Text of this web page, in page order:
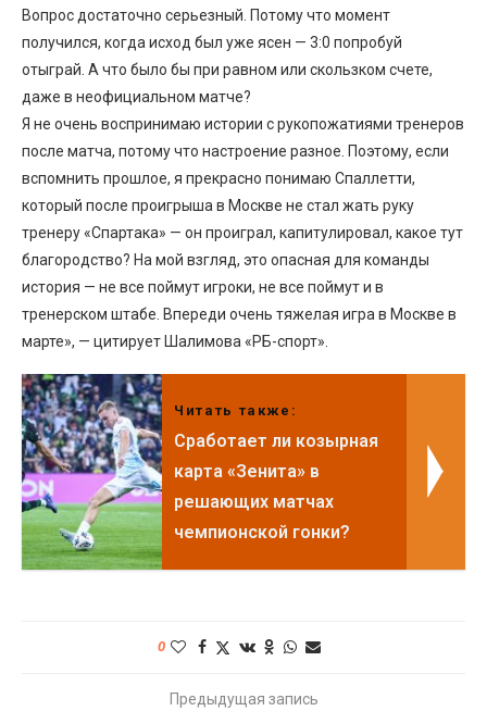
Вопрос достаточно серьезный. Потому что момент
получился, когда исход был уже ясен — 3:0 попробуй
отыграй. А что было бы при равном или скользком счете,
даже в неофициальном матче?
Я не очень воспринимаю истории с рукопожатиями тренеров
после матча, потому что настроение разное. Поэтому, если
вспомнить прошлое, я прекрасно понимаю Спаллетти,
который после проигрыша в Москве не стал жать руку
тренеру «Спартака» — он проиграл, капитулировал, какое тут
благородство? На мой взгляд, это опасная для команды
история — не все поймут игроки, не все поймут и в
тренерском штабе. Впереди очень тяжелая игра в Москве в
марте», — цитирует Шалимова «РБ-спорт».
Читать также:
Сработает ли козырная
карта «Зенита» в
решающих матчах
чемпионской гонки?
0
Предыдущая запись